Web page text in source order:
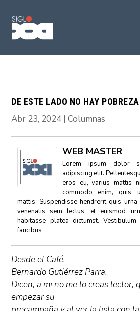
DE ESTE LADO NO HAY
Abr 23, 2024 |Columnas
WEB MASTER
Lorem ipsum dolor
adipiscing elit.
eros eu, varius mattis
commodo enim, quis
mattis. Suspendisse hendrerit quis
venenatis sem lectus, et euismod
habitasse platea dictumst.
faucibus
Desde el Café.
Bernardo Gutiérrez Parra.
Dicen, a mi no me lo creas lector,
empezar su